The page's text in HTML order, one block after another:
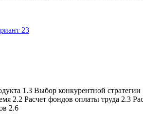
1.3 Выбор конкурентной
2.2 Расчет фондов оплаты труда 2.3
2.6